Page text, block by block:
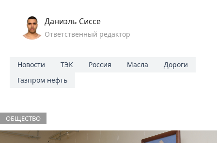
Даниэль Сиссе
Ответственный редактор
Новости ТЭК Россия Масла
Дороги
Газпром нефть
ОБЩЕСТВО